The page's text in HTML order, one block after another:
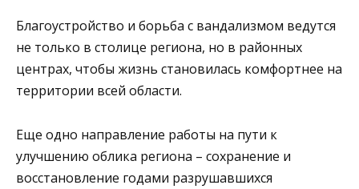
Благоустройство и борьба с вандализмом ведутся
не только в столице региона, но в районных
центрах, чтобы жизнь становилась комфортнее на
территории всей области.
Еще одно направление работы на пути к
улучшению облика региона – сохранение и
восстановление годами разрушавшихся